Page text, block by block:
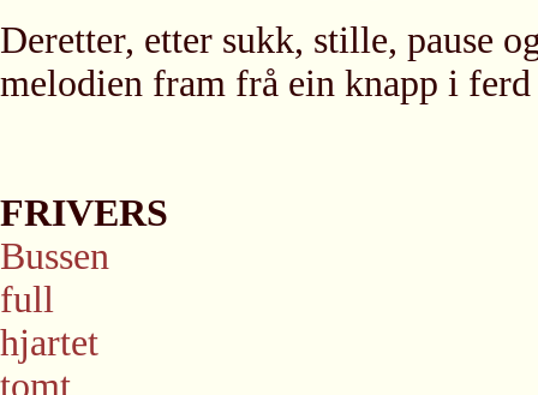
Deretter, etter sukk, stille, pause
melodien fram frå ein knapp i
FRIVERS
Bussen
full
hjartet
tomt